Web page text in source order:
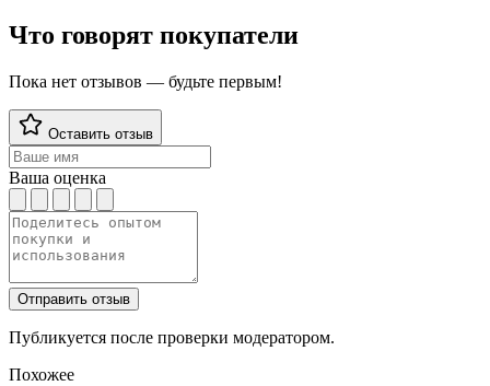
Что говорят покупатели
Пока нет отзывов — будьте первым!
Оставить отзыв
Ваша оценка
Отправить отзыв
Публикуется после проверки модератором.
Похожее